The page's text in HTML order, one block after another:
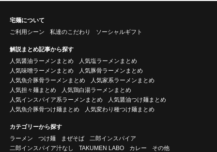
宅麺について
ご利用シーン
私達のこだわり ソーシャルギフト
解説まとめ記事から探す
人気醤油ラーメンまとめ
人気塩ラーメンまとめ
人気味噌ラーメンまとめ
人気豚骨ラーメンまとめ
人気魚介豚骨ラーメンまとめ
人気家系ラーメンまとめ
人気担々麺まとめ
人気鶏白湯ラーメンまとめ
人気インスパイア系ラーメンまとめ
人気醤油つけ麺まとめ
人気魚介豚骨つけ麺まとめ
人気変わり種つけ麺まとめ
カテゴリーから探す
ラーメン
つけ麺 まぜそば
二郎インスパイア
二郎インスパイア汁なし
TAKUMEN LABO カレー その他